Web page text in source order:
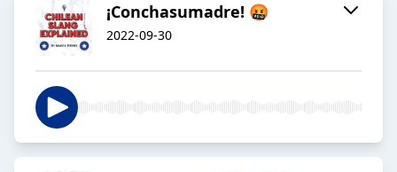
¡Conchasumadre! 🤬
2022-09-30